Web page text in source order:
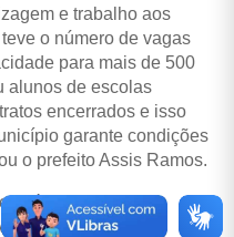
e trabalho aos
o número de vagas
para mais de 500
alunos de escolas
encerrados e isso
garante condições
o prefeito Assis Ramos.
do Fundef, a
do nível em 40